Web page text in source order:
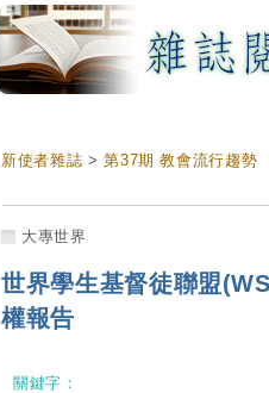
新使者雜誌 >第37期 教會流行趨勢
大專世界
世界學生基督徒聯盟
權報告
關鍵字：